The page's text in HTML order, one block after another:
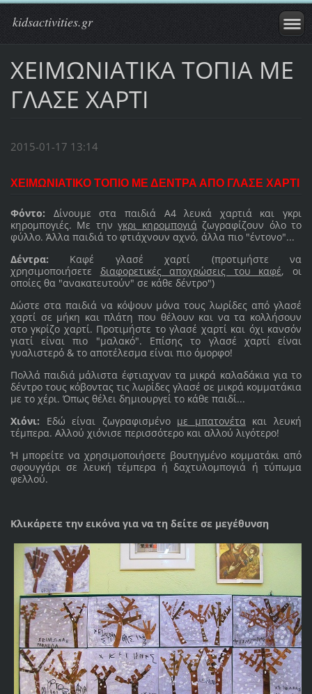
kidsactivities.gr
ΧΕΙΜΩΝΙΑΤΙΚΑ ΤΟΠΙΑ ΜΕ
ΓΛΑΣΕ ΧΑΡΤΙ
2015-01-17 13:14
ΧΕΙΜΩΝΙΑΤΙΚΟ ΤΟΠΙΟ ΜΕ ΔΕΝΤΡΑ ΑΠΟ ΓΛΑΣΕ ΧΑΡΤΙ
Φόντο: Δίνουμε στα παιδιά Α4 λευκά χαρτιά και γκρι
κηρομπογιές. Με τηνγκρι κηρομπογιάζωγραφίζουν όλο το
φύλλο. Άλλα παιδιά το φτιάχνουν αχνό, άλλα πιο "έντονο"...
Δέντρα: Καφέ γλασέ χαρτί (προτιμήστε να
χρησιμοποιήσετε διαφορετικές αποχρώσεις του καφέ, οι
οποίες θα "ανακατευτούν" σε κάθε δέντρο")
Δώστε στα παιδιά να κόψουν μόνα τους λωρίδες από γλασέ
χαρτί σε μήκη και πλάτη που θέλουν και να τα κολλήσουν
στο γκρίζο χαρτί. Προτιμήστε το γλασέ χαρτί και όχι κανσόν
γιατί είναι πιο "μαλακό". Επίσης το γλασέ χαρτί είναι
γυαλιστερό & το αποτέλεσμα είναι πιο όμορφο!
Πολλά παιδιά μάλιστα έφτιαχναν τα μικρά καλαδάκια για το
δέντρο τους κόβοντας τις λωρίδες γλασέ σε μικρά κομματάκια
με το χέρι. Όπως θέλει δημιουργεί το κάθε παιδί...
Χιόνι: Εδώ είναι ζωγραφισμένο με μπατονέτακαι λευκή
τέμπερα. Αλλού χιόνισε περισσότερο και αλλού λιγότερο!
Ή μπορείτε να χρησιμοποιήσετε βουτηγμένο κομματάκι από
σφουγγάρι σε λευκή τέμπερα ή δαχτυλομπογιά ή τύπωμα
φελλού.
Κλικάρετε την εικόνα για να τη δείτε σε μεγέθυνση